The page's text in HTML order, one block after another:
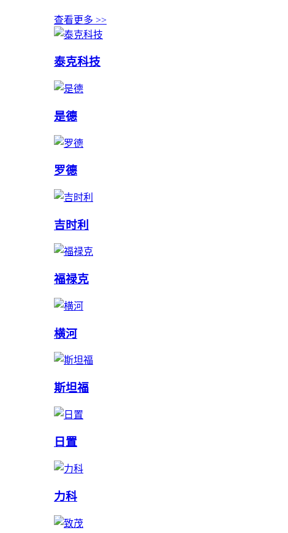
查看更多 >>
泰克科技
是德
罗德
吉时利
福禄克
横河
斯坦福
日置
力科